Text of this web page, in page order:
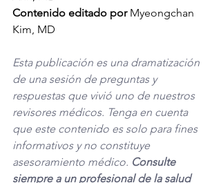
Contenido editado por Myeongchan
Kim, MD
Esta publicación es una dramatización
de una sesión de preguntas y
respuestas que vivió uno de nuestros
revisores médicos. Tenga en cuenta
que este contenido es solo para fines
informativos y no constituye
asesoramiento médico. Consulte
siempre a un profesional de la salud